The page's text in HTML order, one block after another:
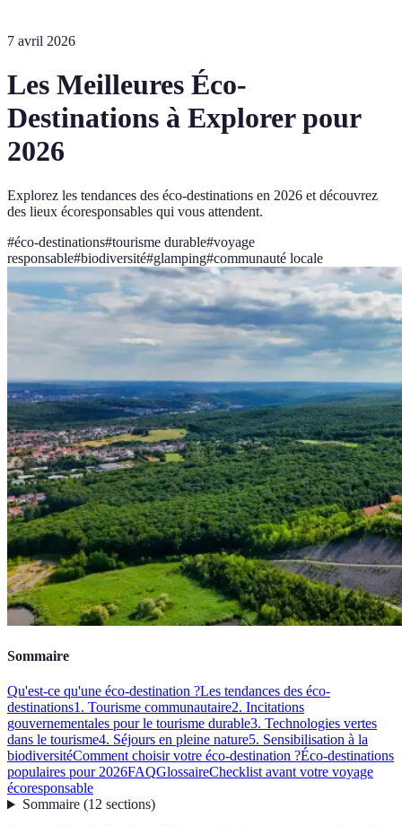
7 avril 2026
Les Meilleures Éco-
Destinations à Explorer pour
2026
Explorez les tendances des éco-destinations en 2026 et découvrez
des lieux écoresponsables qui vous attendent.
#éco-destinations#tourisme durable#voyage
responsable#biodiversité#glamping#communauté locale
Sommaire
Qu'est-ce qu'une éco-destination ?Les tendances des éco-
destinations1. Tourisme communautaire2. Incitations
gouvernementales pour le tourisme durable3. Technologies vertes
dans le tourisme4. Séjours en pleine nature5. Sensibilisation à la
biodiversitéComment choisir votre éco-destination ?Éco-destinations
populaires pour 2026FAQGlossaireChecklist avant votre voyage
écoresponsable
Sommaire(12 sections)